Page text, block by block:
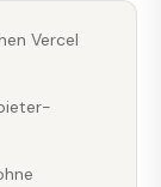
Vercel